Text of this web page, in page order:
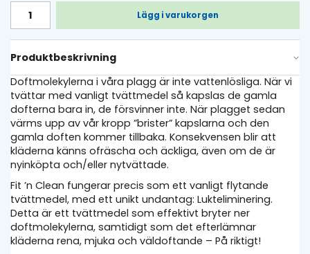
Lägg i varukorgen
Produktbeskrivning
Doftmolekylerna i våra plagg är inte vattenlösliga. När vi
tvättar med vanligt tvättmedel så kapslas de gamla
dofterna bara in, de försvinner inte. När plagget sedan
värms upp av vår kropp ”brister” kapslarna och den
gamla doften kommer tillbaka. Konsekvensen blir att
kläderna känns ofräscha och äckliga, även om de är
nyinköpta och/eller nytvättade.
Fit ’n Clean fungerar precis som ett vanligt flytande
tvättmedel, med ett unikt undantag: Lukteliminering.
Detta är ett tvättmedel som effektivt bryter ner
doftmolekylerna, samtidigt som det efterlämnar
kläderna rena, mjuka och väldoftande – På riktigt!